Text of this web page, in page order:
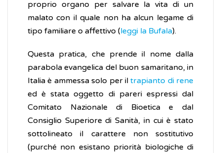
proprio organo per salvare la vita di un
malato con il quale non ha alcun legame di
tipo familiare o affettivo (leggi la Bufala).
Questa pratica, che prende il nome dalla
parabola evangelica del buon samaritano, in
Italia è ammessa solo per iltrapianto di rene
ed è stata oggetto di pareri espressi dal
Comitato Nazionale di Bioetica e dal
Consiglio Superiore di Sanità, in cui è stato
sottolineato il carattere non sostitutivo
(purché non esistano priorità biologiche di